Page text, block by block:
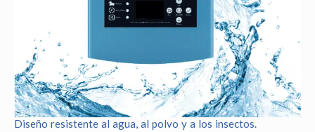
Diseño resistente al agua, al polvo y a los insectos.